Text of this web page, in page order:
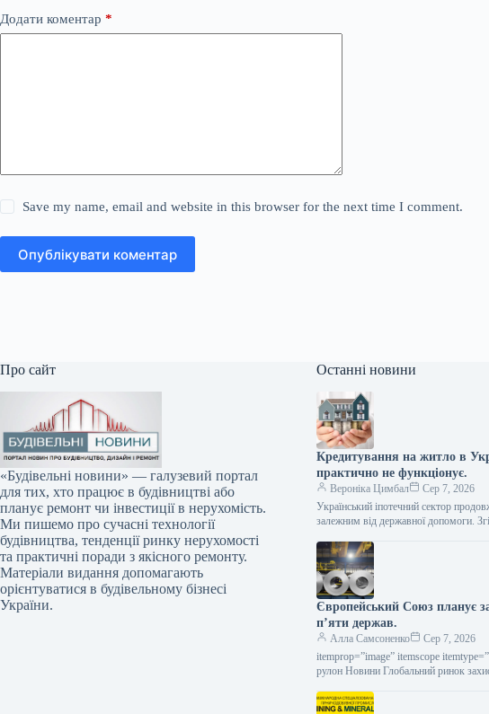
Додати коментар *
Save my name, email and website in this browser for the next time I comment.
Опублікувати коментар
Про сайт
«Будівельні новини» — галузевий портал
для тих, хто працює в будівництві або
планує ремонт чи інвестиції в нерухомість.
Ми пишемо про сучасні технології
будівництва, тенденції ринку нерухомості
та практичні поради з якісного ремонту.
Матеріали видання допомагають
орієнтуватися в будівельному бізнесі
України.
Останні новини
Кредитування на житло в
практично не функціонує.
Вероніка Цимбал
Сер 7, 2026
Український іпотечний сектор
залежним від державної допомоги.
Європейський Союз планує
п’яти держав.
Алла Самсоненко
Сер 7, 2026
itemprop=”image” itemscope
рулон Новини Глобальний ринок